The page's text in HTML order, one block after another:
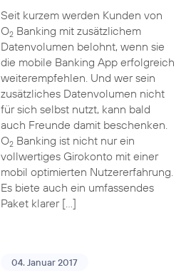
Seit kurzem werden Kunden von
O2Banking mit zusätzlichem
Datenvolumen belohnt, wenn sie
die mobile Banking App erfolgreich
weiterempfehlen. Und wer sein
zusätzliches Datenvolumen nicht
für sich selbst nutzt, kann bald
auch Freunde damit beschenken.
O2Banking ist nicht nur ein
vollwertiges Girokonto mit einer
mobil optimierten Nutzererfahrung.
Es biete auch ein umfassendes
Paket klarer […]
04. Januar 2017